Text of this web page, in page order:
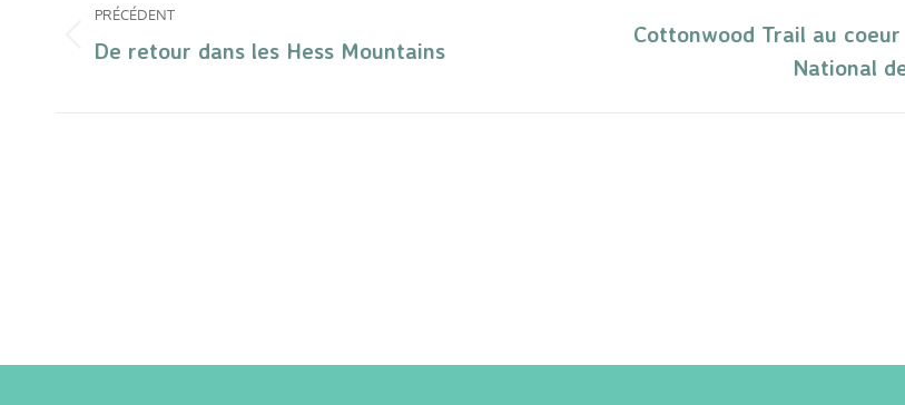
PRÉCÉDENT
De retour dans les Hess Mountains
Cottonwood Trail au
National